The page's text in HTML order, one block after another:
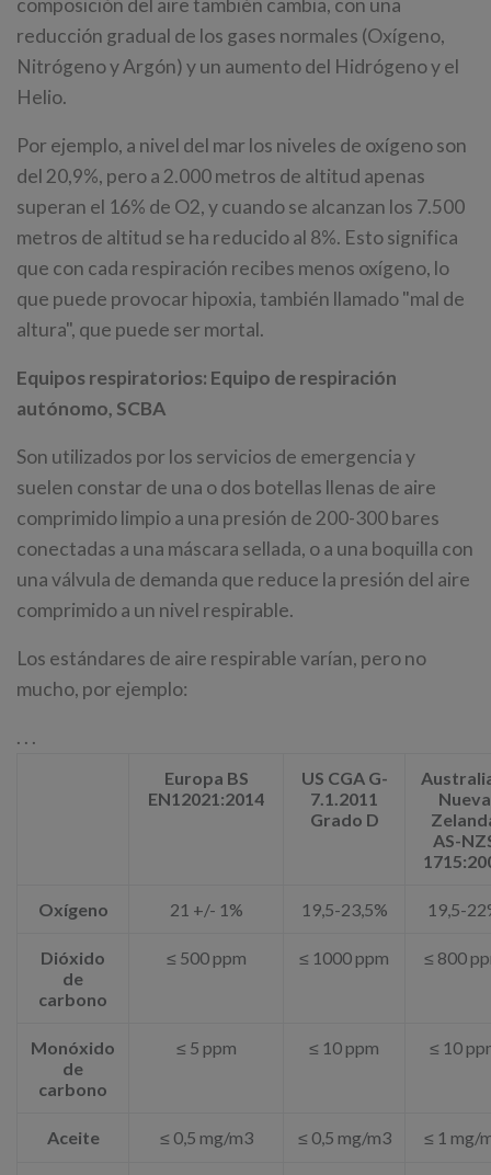
composición del aire también cambia, con una
reducción gradual de los gases normales (Oxígeno,
Nitrógeno y Argón) y un aumento del Hidrógeno y el
Helio.
Por ejemplo, a nivel del mar los niveles de oxígeno son
del 20,9%, pero a 2.000 metros de altitud apenas
superan el 16% de O2, y cuando se alcanzan los 7.500
metros de altitud se ha reducido al 8%. Esto significa
que con cada respiración recibes menos oxígeno, lo
que puede provocar hipoxia, también llamado "mal de
altura", que puede ser mortal.
Equipos respiratorios: Equipo de respiración
autónomo, SCBA
Son utilizados por los servicios de emergencia y
suelen constar de una o dos botellas llenas de aire
comprimido limpio a una presión de 200-300 bares
conectadas a una máscara sellada, o a una boquilla con
una válvula de demanda que reduce la presión del aire
comprimido a un nivel respirable.
Los estándares de aire respirable varían, pero no
mucho, por ejemplo:
. . .
Europa BS
EN12021:2014
US CGA G-
7.1.2011
Grado D
Nueva
AS-
Oxígeno 21 +/- 1% 19,5-23,5% 19,5-
Dióxido
de
carbono
≤ 500 ppm ≤ 1000 ppm ≤ 800
Monóxido
de
carbono
≤ 5 ppm ≤ 10 ppm ≤ 10
Aceite ≤ 0,5 mg/m3 ≤ 0,5 mg/m3 ≤ 1 mg/